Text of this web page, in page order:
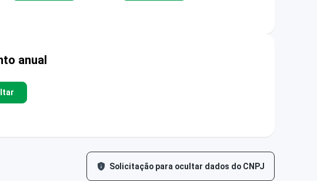
anual
Solicitação para ocultar dados do CNPJ